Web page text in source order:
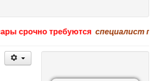
требуютсяспециалист по охране